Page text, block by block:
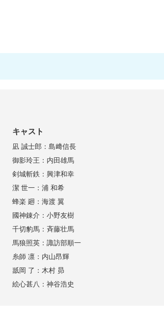
キャスト
凪 誠士郎：島﨑信長
御影玲王：内田雄馬
剣城斬鉄：興津和幸
潔 世一：浦 和希
蜂楽 廻：海渡 翼
國神錬介：小野友樹
千切豹馬：斉藤壮馬
馬狼照英：諏訪部順一
糸師 凛：内山昂輝
舐岡 了：木村 昴
絵心甚八：神谷浩史